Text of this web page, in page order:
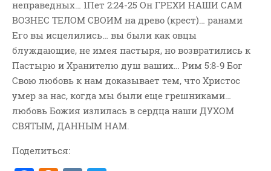
ГЛАВНАЯ
МОИ КНИГИ
СЛОВО-АУДИО
СЛОВО-ВИДЕО
ВОПРОСЫ ПАСТОРУ
КОНТАКТ
РУБРИКИ
неправедных… 1Пет 2:24-25 Он ГРЕХИ НАШИ САМ
ВОЗНЕС ТЕЛОМ СВОИМ на древо (крест)… ранами
Его вы исцелились… вы были как овцы
блуждающие, не имея пастыря, но возвратились к
Пастырю и Хранителю душ ваших… Рим 5:8-9 Бог
Свою любовь к нам доказывает тем, что Христос
умер за нас, когда мы были еще грешниками…
любовь Божия излилась в сердца наши ДУХОМ
СВЯТЫМ, ДАННЫМ НАМ.
Поделиться: